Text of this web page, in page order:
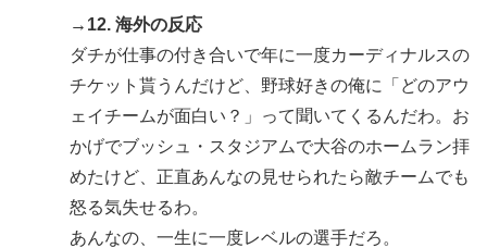
→12. 海外の反応
ダチが仕事の付き合いで年に一度カーディナルスの
チケット貰うんだけど、野球好きの俺に「どのアウ
ェイチームが面白い？」って聞いてくるんだわ。お
かげでブッシュ・スタジアムで大谷のホームラン拝
めたけど、正直あんなの見せられたら敵チームでも
怒る気失せるわ。
あんなの、一生に一度レベルの選手だろ。